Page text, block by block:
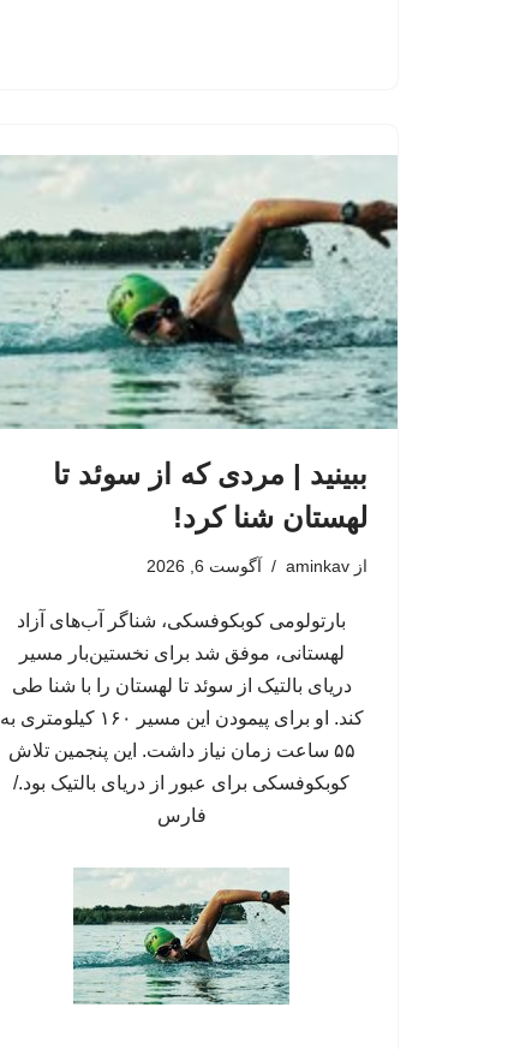
ببینید | مردی که از سوئد تا
لهستان شنا کرد!
از aminkav آگوست 6, 2026
بارتولومی کوبکوفسکی، شناگر آب‌های آزاد
لهستانی، موفق شد برای نخستین‌بار مسیر
دریای بالتیک از سوئد تا لهستان را با شنا طی
کند. او برای پیمودن این مسیر ۱۶۰ کیلومتری به
۵۵ ساعت زمان نیاز داشت. این پنجمین تلاش
کوبکوفسکی برای عبور از دریای بالتیک بود./
فارس